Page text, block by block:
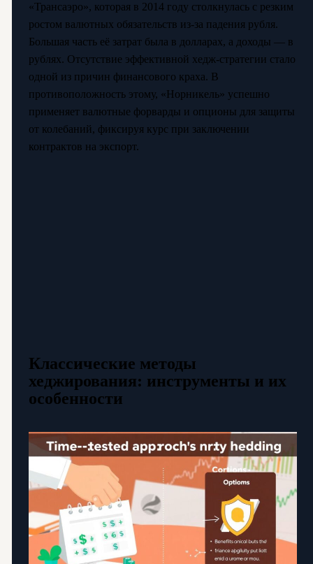
«Трансаэро», которая в 2014 году столкнулась с резким
ростом валютных обязательств из-за падения рубля.
Большая часть её затрат была в долларах, а доходы — в
рублях. Отсутствие эффективной хедж-стратегии стало
одной из причин финансового краха. В
противоположность этому, «Норникель» успешно
применяет валютные форварды и опционы для защиты
от колебаний, фиксируя курс при заключении
контрактов на экспорт.
Классические методы
хеджирования: инструменты и их
особенности